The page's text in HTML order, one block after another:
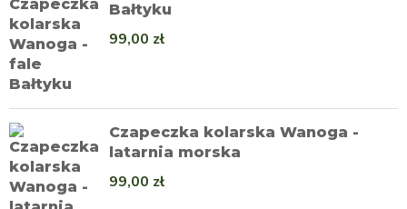
Bałtyku
99,00 zł
Czapeczka kolarska Wanoga -
latarnia morska
99,00 zł